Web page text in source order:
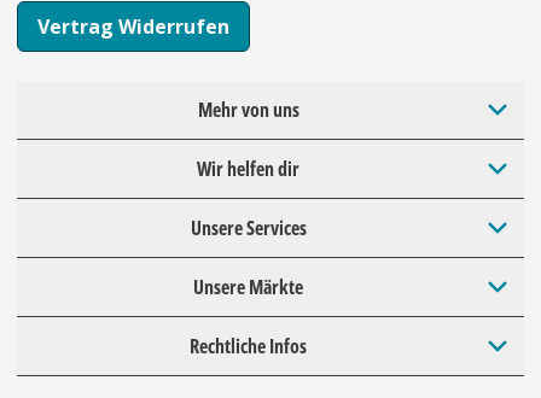
Vertrag Widerrufen
Mehr von uns
Wir helfen dir
Unsere Services
Unsere Märkte
Rechtliche Infos